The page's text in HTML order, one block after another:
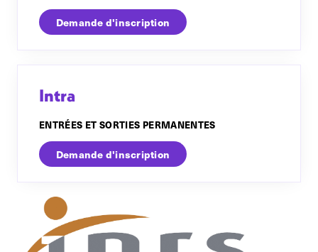
Demande d'inscription
Intra
ENTRÉES ET SORTIES PERMANENTES
Demande d'inscription